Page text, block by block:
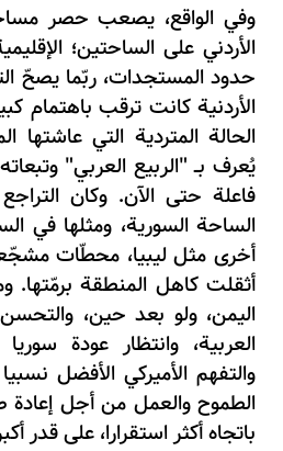
وفي الواقع، يصعب حصر
الأردني على الساحتين؛
حدود المستجدات، ربّما يصحّ
الأردنية كانت ترقب باهتمام
الحالة المتردية التي عاشتها
يُعرف بــ "الربيع العربي"
فاعلة حتى الآن. وكان
الساحة السورية، ومثلها في
أخرى مثل ليبيا، محطّات
أثقلت كاهل المنطقة برمّتها.
اليمن، ولو بعد حين،
العربية، وانتظار عودة
والتفهم الأميركي الأفضل
الطموح والعمل من أجل إعادة
باتجاه أكثر استقرارا، على قدر